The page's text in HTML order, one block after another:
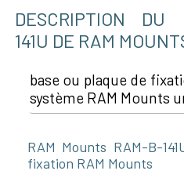
DESCRIPTION DU
141U DE RAM
base ou plaque de
système RAM Mounts
RAM Mounts RAM-B-
fixation RAM Mounts